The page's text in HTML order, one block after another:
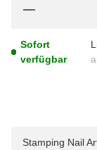
Sofort
verfügbar
Stamping Nail